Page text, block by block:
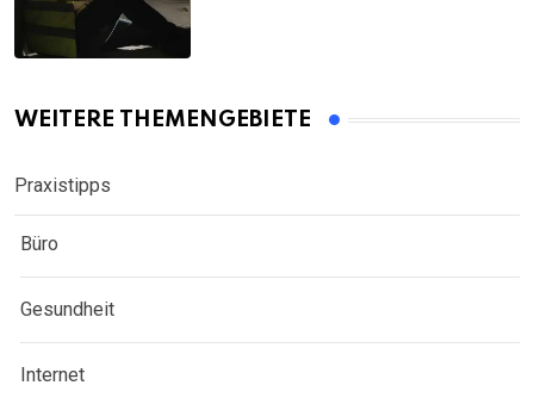
WEITERE THEMENGEBIETE
Praxistipps
Büro
Gesundheit
Internet